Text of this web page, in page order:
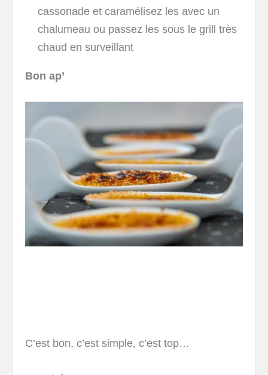
cassonade et caramélisez les avec un
chalumeau ou passez les sous le grill très
chaud en surveillant
Bon ap’
C’est bon, c’est simple, c’est top…